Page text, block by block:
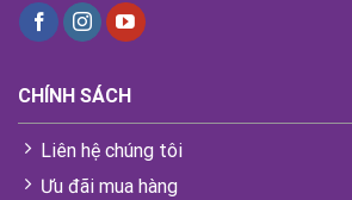
CHÍNH SÁCH
Liên hệ chúng tôi
Ưu đãi mua hàng